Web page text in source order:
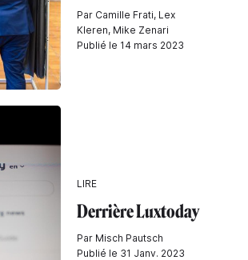
Par Camille Frati, Lex
Kleren, Mike Zenari
Publié le 14 mars 2023
LIRE
Derrière Luxtoday
Par Misch Pautsch
Publié le 31 Janv. 2023